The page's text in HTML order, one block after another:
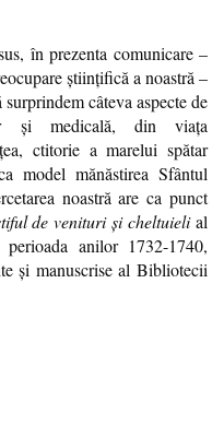
în prezenta comunicare –
ştiinţifică a noastră –
câteva aspecte de
şi medicală, din viaţa
ctitorie a marelui spătar
model mănăstirea Sfântul
noastră are ca punct
de venituri şi cheltuielial
anilor 1732-1740,
şi manuscrise al Bibliotecii